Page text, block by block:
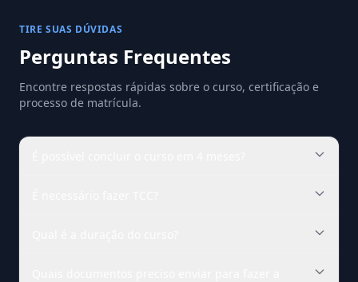
TIRE SUAS DÚVIDAS
Perguntas Frequentes
Encontre respostas rápidas sobre o curso, certificação e
processo de matrícula.